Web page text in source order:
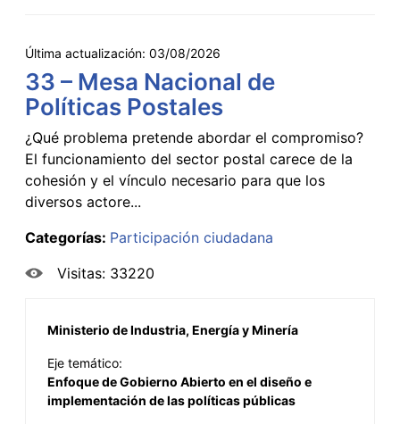
Última actualización: 03/08/2026
33 – Mesa Nacional de
Políticas Postales
¿Qué problema pretende abordar el compromiso?
El funcionamiento del sector postal carece de la
cohesión y el vínculo necesario para que los
diversos actore...
Categorías: Participación ciudadana
Visitas: 33220
Ministerio de Industria, Energía y Minería
Eje temático:
Enfoque de Gobierno Abierto en el diseño e
implementación de las políticas públicas